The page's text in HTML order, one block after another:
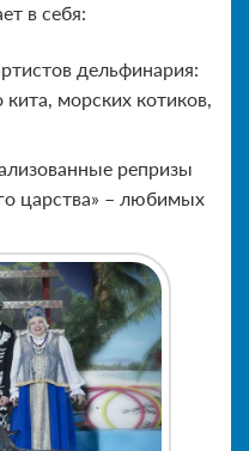
в себя:
дельфинария:
морских котиков,
репризы
царства» – любимых